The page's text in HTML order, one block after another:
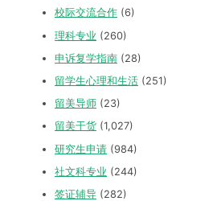
校际交流合作 (6)
理科专业 (260)
申诉复学指南 (28)
留学生心理和生活 (251)
留美导师 (23)
留美干货 (1,027)
研究生申请 (984)
社文科专业 (244)
签证辅导 (282)